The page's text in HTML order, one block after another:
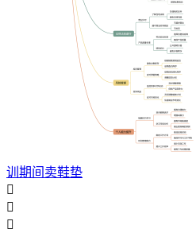
训期间卖鞋垫


